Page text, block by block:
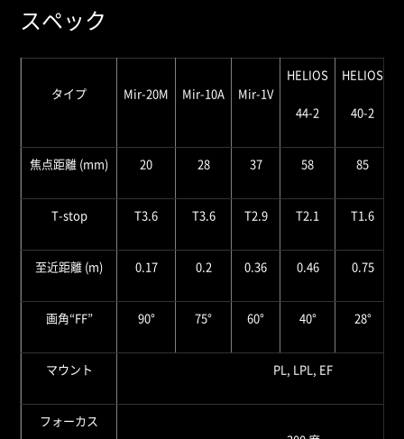
スペック
タイプ Mir-20M Mir-10A Mir-1V
HELIOS
44-2
HELIOS
40-2
焦点距離 (mm) 20 28 37 58 85
T-stop T3.6 T3.6 T2.9 T2.1 T1.6
至近距離 (m) 0.17 0.2 0.36 0.46 0.75
画角“FF” 90° 75° 60° 40° 28°
マウント PL, LPL, EF
フォーカス